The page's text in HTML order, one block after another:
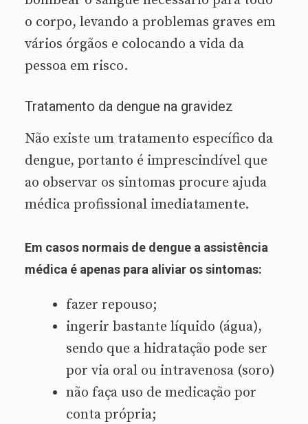
o corpo, levando a problemas graves em
vários órgãos e colocando a vida da
pessoa em risco.
Tratamento da dengue na gravidez
Não existe um tratamento específico da
dengue, portanto é imprescindível que
ao observar os sintomas procure ajuda
médica profissional imediatamente.
Em casos normais de dengue a assistência
médica é apenas para aliviar os sintomas:
fazer repouso;
ingerir bastante líquido (água),
sendo que a hidratação pode ser
por via oral ou intravenosa (soro)
não faça uso de medicação por
conta própria;